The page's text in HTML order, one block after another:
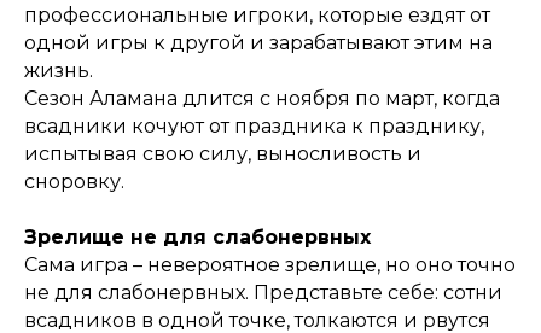
профессиональные игроки, которые ездят от
одной игры к другой и зарабатывают этим на
жизнь.
Сезон Аламана длится с ноября по март, когда
всадники кочуют от праздника к празднику,
испытывая свою силу, выносливость и
сноровку.
Зрелище не для слабонервных
Сама игра – невероятное зрелище, но оно точно
не для слабонервных. Представьте себе: сотни
всадников в одной точке, толкаются и рвутся